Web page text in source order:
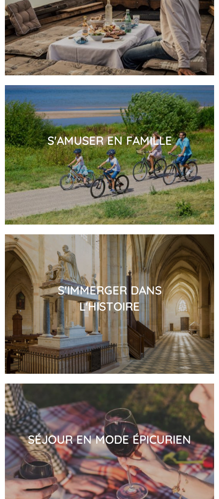
S'AMUSER EN FAMILLE
S'IMMERGER DANS
L'HISTOIRE
SÉJOUR EN MODE ÉPICURIEN